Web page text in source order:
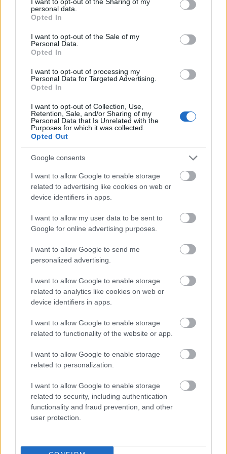
grant or deny consent to Google and its third-party tags to
use your data for below specified purposes in below Google
consent section.
personal data.
Opted In
I want to opt-out of the Sale of my
Personal Data.
Opted In
I want to opt-out of processing my
Personal Data for Targeted Advertising.
Opted In
I want to opt-out of Collection, Use,
Retention, Sale, and/or Sharing of my
Personal Data that Is Unrelated with the
Purposes for which it was collected.
Opted Out
Google consents
I want to allow Google to enable storage
related to advertising like cookies on web or
device identifiers in apps.
I want to allow my user data to be sent to
Google for online advertising purposes.
I want to allow Google to send me
personalized advertising.
I want to allow Google to enable storage
related to analytics like cookies on web or
device identifiers in apps.
I want to allow Google to enable storage
related to functionality of the website or app.
I want to allow Google to enable storage
related to personalization.
I want to allow Google to enable storage
related to security, including authentication
functionality and fraud prevention, and other
user protection.
hétvégi zuhanásban első helyet kiérdemelve az 57%-
kal. A Warner szuperhősös netovábbfilmje így tehát
10 nap alatt 172 milliónál jár, ami nem lenne rossz,
ha 250 milliónál nem lenne magasabb a cél. Pár
hétig most síri csend lesz, úgyhogy túl nagyokat nem
volna ildomos zuhannia a bevételnek, mentvén a
menthetőt.
A Lionsgate terjesztése 22 milliós második hétvégét
jegyez, összesítve így már csaknem 70 milliót
dolgoskodott össze a családi dráma. Továbbra is
nehéz volna megjósolni, merre-hol alakul majd a
vége, de ez karácsonyig ki fog tartani, az bizonyos.
Miközben aThor: Ragnarök277 millió dollárnál jár,
mögötte a listán aMegjött apuci! 2. és aGyilkosság
az Orient expresszenfej fej mellett hódítgatja a
tízmilliókat. A vígjáték-folytatás még fenntartja a
jogot a 100 milliós határ meghódítására, miközben
a kriminek már kevesebb mint 70 millió is elég volt,
hogy megszavazza a stúdió az újabb Poirot-esetet. A
100 millió itt is a pakliban még.
> végszó & ami jön
Egy hete több volt a pénzmozgás az élbolyban, de
hát ilyen az, ha az embereket otthon tartó ünnep
rosszul nem jár senki, és a következő hétvégén se fog,
hiszen országos premier híján lesz miből
majd jó hatást, de hát kell a tér aStar Wars: Az utolsó
nek...
> a top 10 (hivatalos becsült adatok)
film